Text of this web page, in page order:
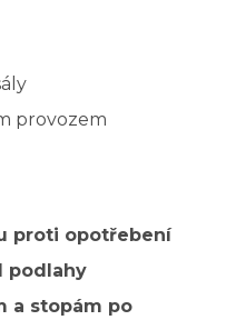
provozem
proti opotřebení
podlahy
a stopám po